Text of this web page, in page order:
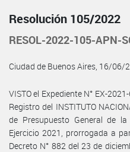
Resolución 105/2022
RESOL-2022-105-APN-
Ciudad de Buenos Aires, 16/06/
VISTO el Expediente N° EX-
Registro del INSTITUTO
de Presupuesto General de
Ejercicio 2021, prorrogada a
Decreto N° 882 del 23 de